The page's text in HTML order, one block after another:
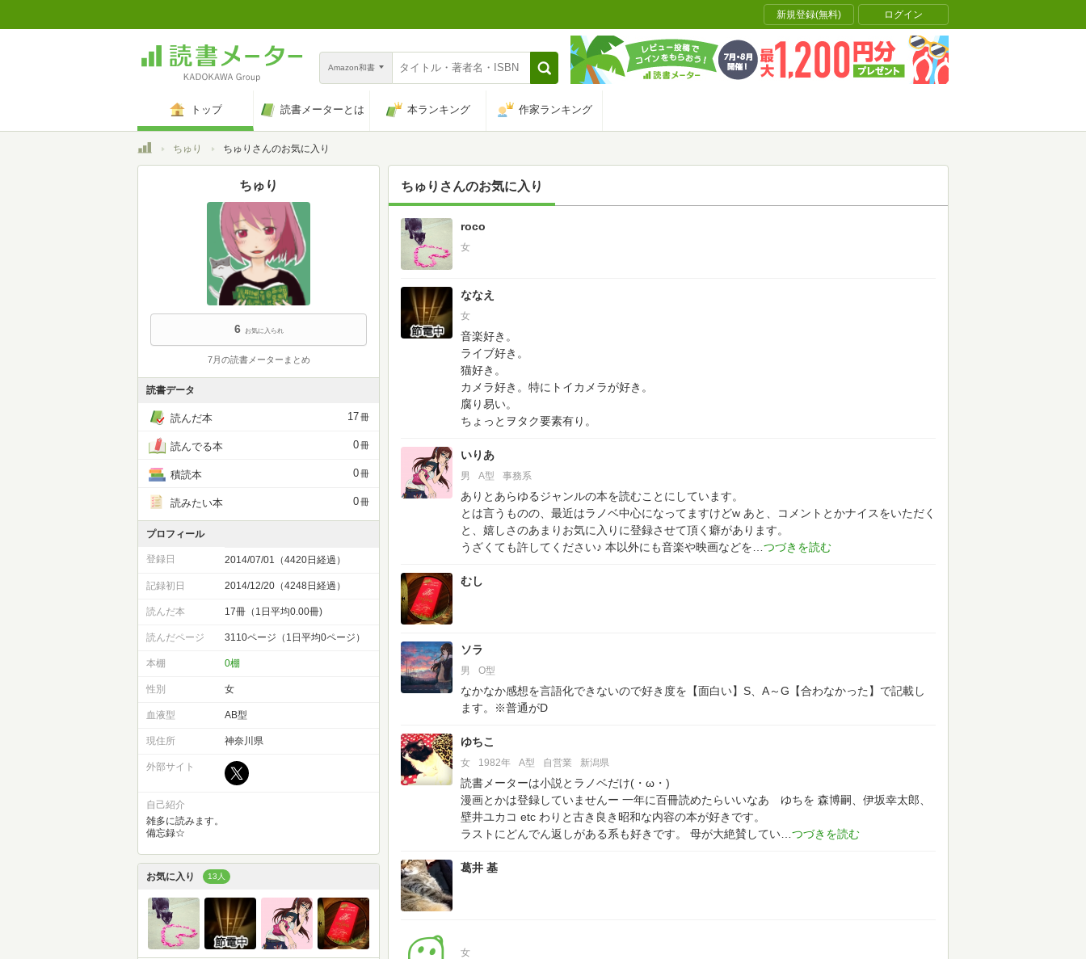
新規登録(無料) ログイン
Amazon和書
トップ 読書メーターとは 本ランキング 作家ランキング
トップちゅり ちゅりさんのお気に入り
ちゅり さんのお気に入り
13 roco
女
ななえ
女
音楽好き。
ライブ好き。
猫好き。
カメラ好き。特にトイカメラが好き。
腐り易い。
ちょっとヲタク要素有り。
いりあ
男 A型 事務系
ありとあらゆるジャンルの本を読むことにしています。
とは言うものの、最近はラノベ中心になってますけどw あと、コメントとかナイスをいただく
と、嬉しさのあまりお気に入りに登録させて頂く癖があります。
うざくても許してください♪ 本以外にも音楽や映画などを
むし
ソラ
男 O型
なかなか感想を言語化できないので好き度を【面白い】S、A～G【合わなかった】で記載し
ます。※普通がD
ゆちこ
女 1982年 A型 自営業 新潟県
読書メーターは小説とラノベだけ(・ω・)
漫画とかは登録していませんー 一年に百冊読めたらいいなあ ゆちを 森博嗣、伊坂幸太郎、
壁井ユカコ etc わりと古き良き昭和な内容の本が好きです。
ラストにどんでん返しがある系も好きです。
母が大絶賛してい
葛井 基
女
ちゅり
6 お気に入られ
7月の読書メーターまとめ
読書データ
読んだ本 17冊
読んでる本 0冊
積読本 0冊
読みたい本 0冊
プロフィール
登録日 2014/07/01（4420日経過）
記録初日 2014/12/20（4248日経過）
読んだ本 17冊（1日平均0.00冊)
読んだページ 3110ページ（1日平均0ページ）
本棚 0棚
性別 女
血液型 AB型
現住所 神奈川県
外部サイト
自己紹介
雑多に読みます。
備忘録☆
お気に入り 13人